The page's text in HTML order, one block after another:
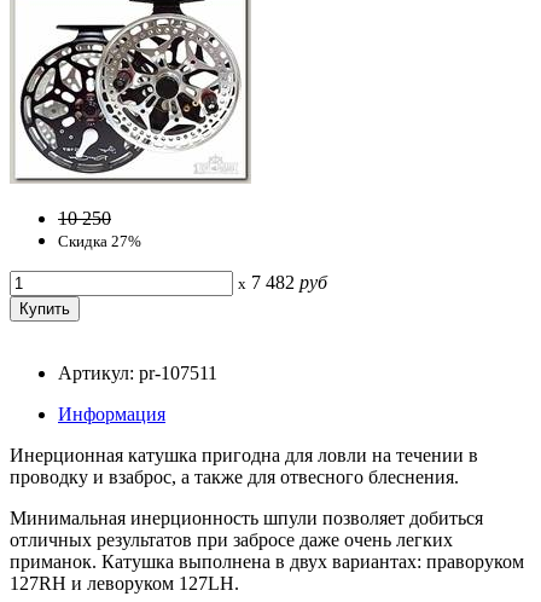
10 250
Скидка 27%
x 7 482 руб
Артикул: pr-107511
Информация
Инерционная катушка пригодна для ловли на течении в
проводку и взаброс, а также для отвесного блеснения.
Минимальная инерционность шпули позволяет добиться
отличных результатов при забросе даже очень легких
приманок. Катушка выполнена в двух вариантах: праворуком
127RH и леворуком 127LH.